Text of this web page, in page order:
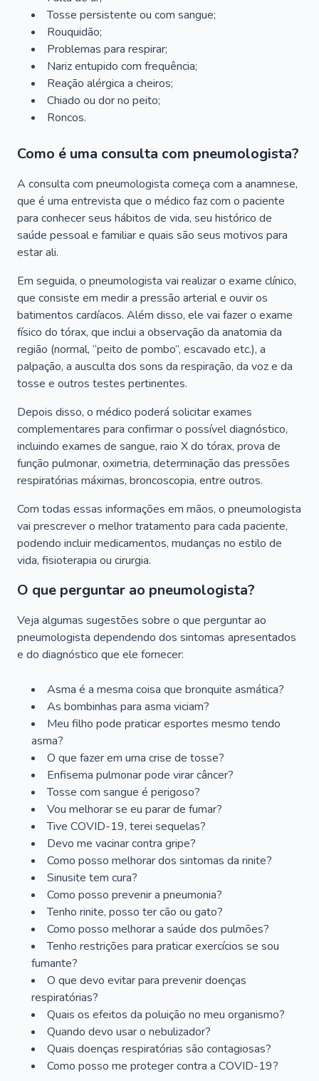
Tosse persistente ou com sangue;
Rouquidão;
Problemas para respirar;
Nariz entupido com frequência;
Reação alérgica a cheiros;
Chiado ou dor no peito;
Roncos.
Como é uma consulta com pneumologista?
A consulta com pneumologista começa com a anamnese,
que é uma entrevista que o médico faz com o paciente
para conhecer seus hábitos de vida, seu histórico de
saúde pessoal e familiar e quais são seus motivos para
estar ali.
Em seguida, o pneumologista vai realizar o exame clínico,
que consiste em medir a pressão arterial e ouvir os
batimentos cardíacos. Além disso, ele vai fazer o exame
físico do tórax, que inclui a observação da anatomia da
região (normal, “peito de pombo”, escavado etc.), a
palpação, a ausculta dos sons da respiração, da voz e da
tosse e outros testes pertinentes.
Depois disso, o médico poderá solicitar exames
complementares para confirmar o possível diagnóstico,
incluindo exames de sangue, raio X do tórax, prova de
função pulmonar, oximetria, determinação das pressões
respiratórias máximas, broncoscopia, entre outros.
Com todas essas informações em mãos, o pneumologista
vai prescrever o melhor tratamento para cada paciente,
podendo incluir medicamentos, mudanças no estilo de
vida, fisioterapia ou cirurgia.
O que perguntar ao pneumologista?
Veja algumas sugestões sobre o que perguntar ao
pneumologista dependendo dos sintomas apresentados
e do diagnóstico que ele fornecer:
Asma é a mesma coisa que bronquite asmática?
As bombinhas para asma viciam?
Meu filho pode praticar esportes mesmo tendo
asma?
O que fazer em uma crise de tosse?
Enfisema pulmonar pode virar câncer?
Tosse com sangue é perigoso?
Vou melhorar se eu parar de fumar?
Tive COVID-19, terei sequelas?
Devo me vacinar contra gripe?
Como posso melhorar dos sintomas da rinite?
Sinusite tem cura?
Como posso prevenir a pneumonia?
Tenho rinite, posso ter cão ou gato?
Como posso melhorar a saúde dos pulmões?
Tenho restrições para praticar exercícios se sou
fumante?
O que devo evitar para prevenir doenças
respiratórias?
Quais os efeitos da poluição no meu organismo?
Quando devo usar o nebulizador?
Quais doenças respiratórias são contagiosas?
Como posso me proteger contra a COVID-19?